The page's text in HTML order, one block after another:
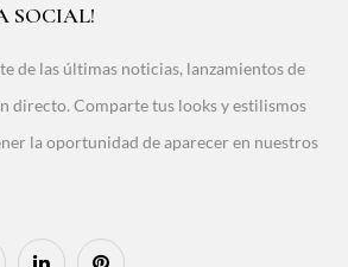
SOCIAL!
de las últimas noticias, lanzamientos de
directo. Comparte tus looks y estilismos
la oportunidad de aparecer en nuestros